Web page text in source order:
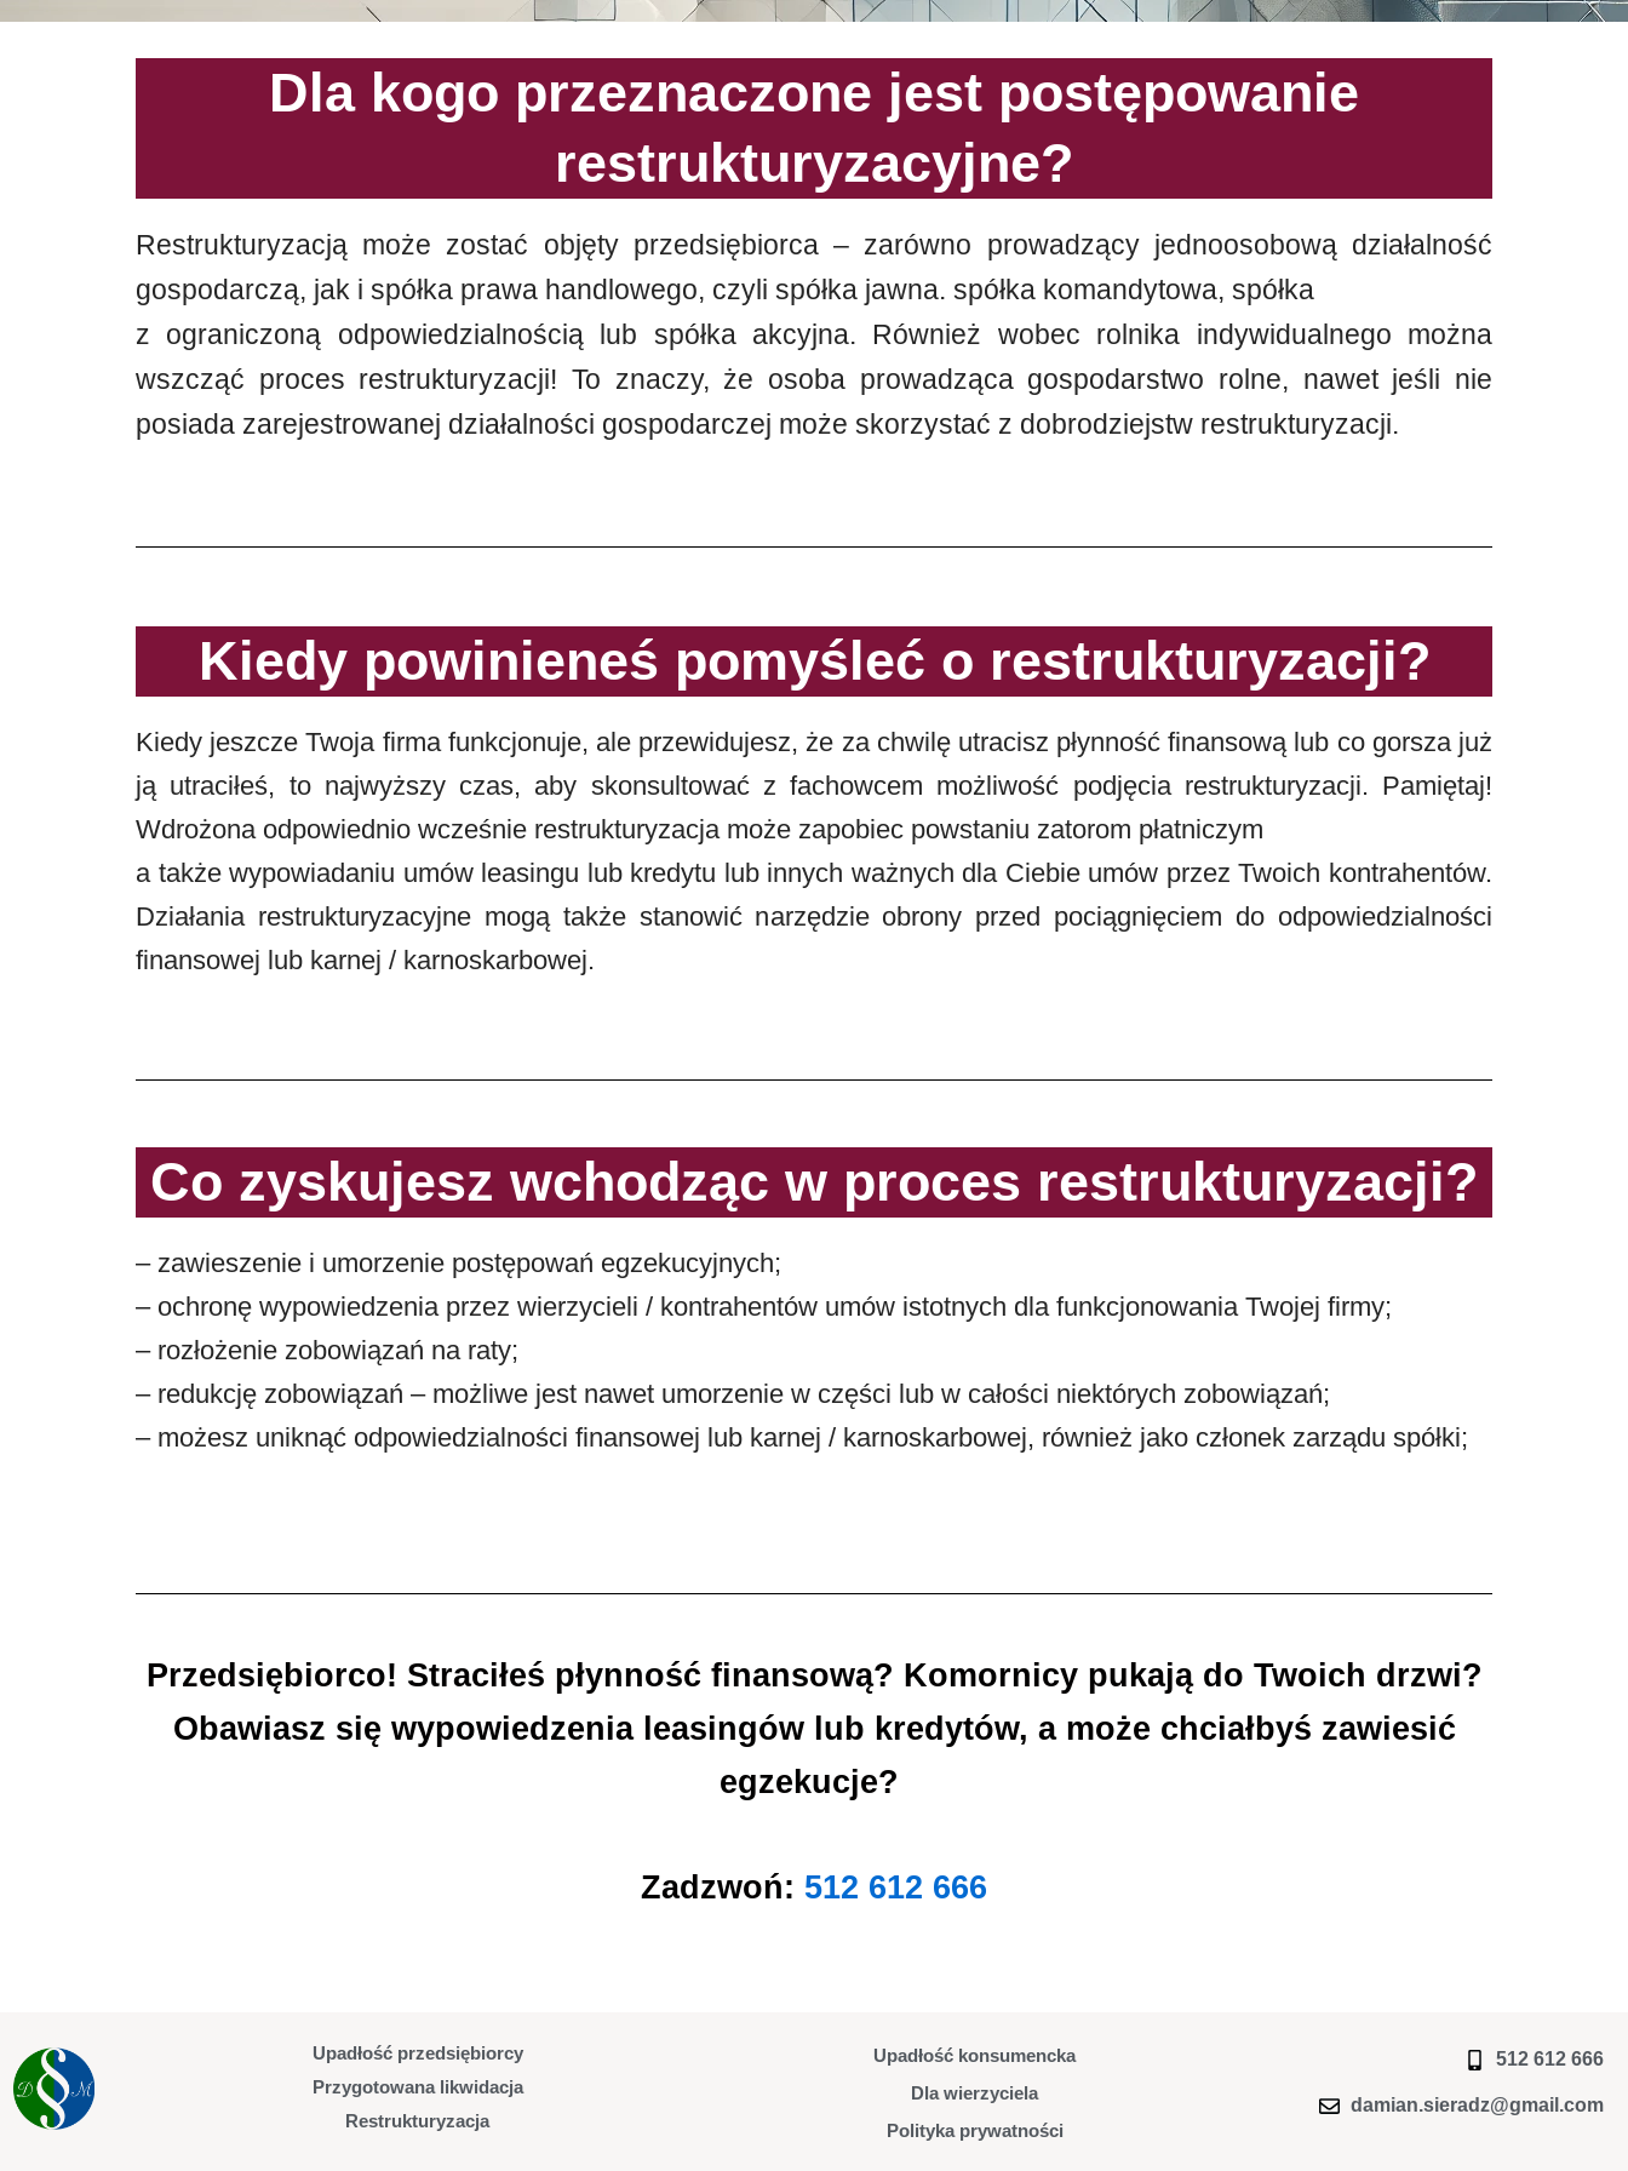
Dla kogo przeznaczone jest postępowanie
restrukturyzacyjne?
Restrukturyzacją może zostać objęty przedsiębiorca – zarówno prowadzący jednoosobową działalność
gospodarczą, jak i spółka prawa handlowego, czyli spółka jawna. spółka komandytowa, spółka
z ograniczoną odpowiedzialnością lub spółka akcyjna. Również wobec rolnika indywidualnego można
wszcząć proces restrukturyzacji! To znaczy, że osoba prowadząca gospodarstwo rolne, nawet jeśli nie
posiada zarejestrowanej działalności gospodarczej może skorzystać z dobrodziejstw restrukturyzacji.
Kiedy powinieneś pomyśleć o restrukturyzacji?
Kiedy jeszcze Twoja firma funkcjonuje, ale przewidujesz, że za chwilę utracisz płynność finansową lub co gorsza już
ją utraciłeś, to najwyższy czas, aby skonsultować z fachowcem możliwość podjęcia restrukturyzacji. Pamiętaj!
Wdrożona odpowiednio wcześnie restrukturyzacja może zapobiec powstaniu zatorom płatniczym
a także wypowiadaniu umów leasingu lub kredytu lub innych ważnych dla Ciebie umów przez Twoich kontrahentów.
Działania restrukturyzacyjne mogą także stanowić narzędzie obrony przed pociągnięciem do odpowiedzialności
finansowej lub karnej / karnoskarbowej.
Co zyskujesz wchodząc w proces restrukturyzacji? ​
– zawieszenie i umorzenie postępowań egzekucyjnych;
– ochronę wypowiedzenia przez wierzycieli / kontrahentów umów istotnych dla funkcjonowania Twojej firmy;
– rozłożenie zobowiązań na raty;
– redukcję zobowiązań – możliwe jest nawet umorzenie w części lub w całości niektórych zobowiązań;
– możesz uniknąć odpowiedzialności finansowej lub karnej / karnoskarbowej, również jako członek zarządu spółki;
Przedsiębiorco! Straciłeś płynność finansową? Komornicy pukają do Twoich drzwi?
Obawiasz się wypowiedzenia leasingów lub kredytów, a może chciałbyś zawiesić
egzekucje?
Zadzwoń: 512 612 666
Upadłość przedsiębiorcy
Przygotowana likwidacja
Restrukturyzacja
Upadłość konsumencka
Dla wierzyciela
Polityka prywatności
512 612 666
damian.sieradz@gmail.com